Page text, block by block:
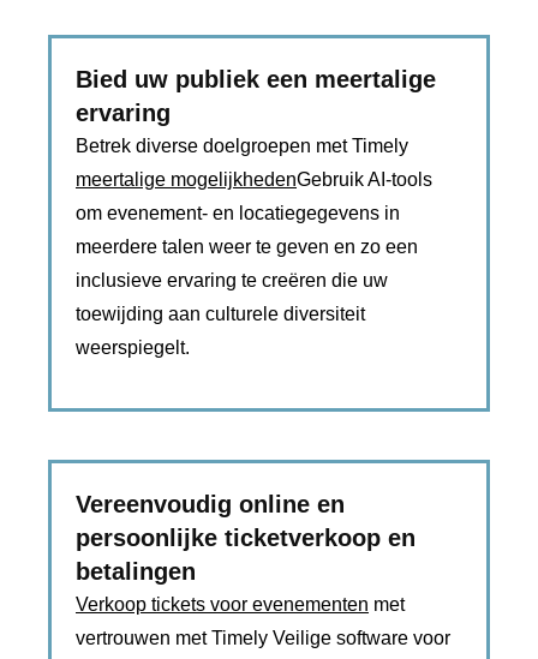
Bied uw publiek een meertalige
ervaring
Betrek diverse doelgroepen met Timely
meertalige mogelijkhedenGebruik AI-tools
om evenement- en locatiegegevens in
meerdere talen weer te geven en zo een
inclusieve ervaring te creëren die uw
toewijding aan culturele diversiteit
weerspiegelt.
Vereenvoudig online en
persoonlijke ticketverkoop en
betalingen
Verkoop tickets voor evenementen met
vertrouwen met Timely Veilige software voor